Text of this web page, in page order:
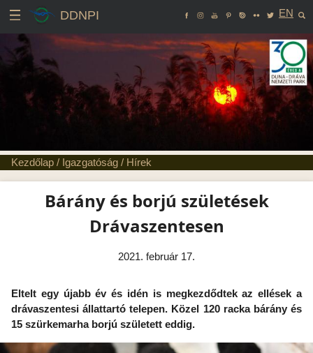
DDNPI EN
Kezdőlap / Igazgatóság / Hírek
Bárány és borjú születések
Drávaszentesen
2021. február 17.
Eltelt egy újabb év és idén is megkezdődtek az ellések a
drávaszentesi állattartó telepen. Közel 120 racka bárány és
15 szürkemarha borjú született eddig.